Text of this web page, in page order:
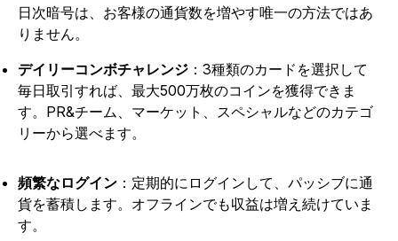
日次暗号は、お客様の通貨数を増やす唯一の方法ではあ
りません。
デイリーコンボチャレンジ ：3種類のカードを選択して
毎日取引すれば、最大500万枚のコインを獲得できま
す。PR&チーム、マーケット、スペシャルなどのカテゴ
リーから選べます。
頻繁なログイン ：定期的にログインして、パッシブに通
貨を蓄積します。オフラインでも収益は増え続けていま
す。